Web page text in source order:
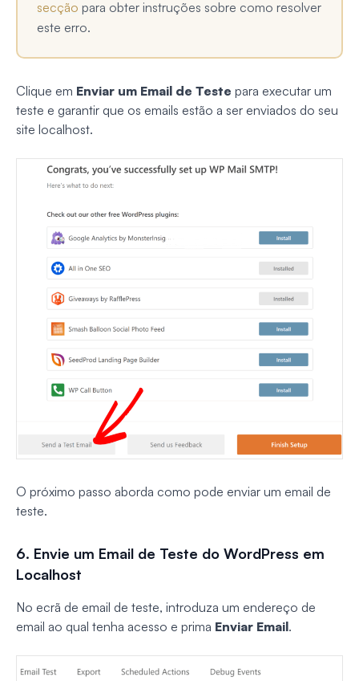
secção para obter instruções sobre como resolver
este erro.
Clique em Enviar um Email de Teste para executar um
teste e garantir que os emails estão a ser enviados do seu
site localhost.
O próximo passo aborda como pode enviar um email de
teste.
6. Envie um Email de Teste do WordPress em
Localhost
No ecrã de email de teste, introduza um endereço de
email ao qual tenha acesso e prima Enviar Email.